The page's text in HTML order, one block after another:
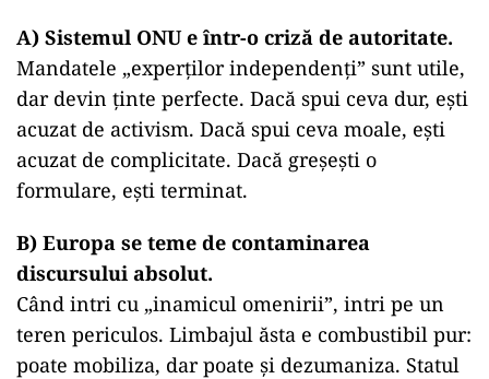
A) Sistemul ONU e într-o criză de autoritate.
Mandatele „experților independenți” sunt utile,
dar devin ținte perfecte. Dacă spui ceva dur, ești
acuzat de activism. Dacă spui ceva moale, ești
acuzat de complicitate. Dacă greșești o
formulare, ești terminat.
B) Europa se teme de contaminarea
discursului absolut.
Când intri cu „inamicul omenirii”, intri pe un
teren periculos. Limbajul ăsta e combustibil pur:
poate mobiliza, dar poate și dezumaniza. Statul